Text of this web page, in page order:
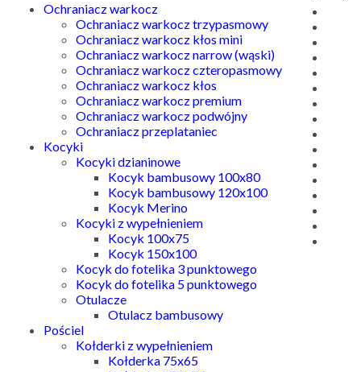
Ochraniacz warkocz
Ochraniacz warkocz trzypasmowy
Ochraniacz warkocz kłos mini
Ochraniacz warkocz narrow (wąski)
Ochraniacz warkocz czteropasmowy
Ochraniacz warkocz kłos
Ochraniacz warkocz premium
Ochraniacz warkocz podwójny
Ochraniacz przeplataniec
Kocyki
Kocyki dzianinowe
Kocyk bambusowy 100x80
Kocyk bambusowy 120x100
Kocyk Merino
Kocyki z wypełnieniem
Kocyk 100x75
Kocyk 150x100
Kocyk do fotelika 3 punktowego
Kocyk do fotelika 5 punktowego
Otulacze
Otulacz bambusowy
Pościel
Kołderki z wypełnieniem
Kołderka 75x65